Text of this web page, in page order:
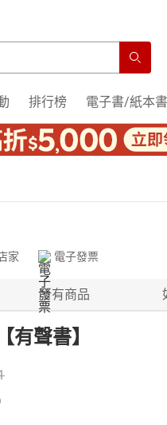
排行榜 電子書/紙本書
家 電子發票
所有商品
有聲書】